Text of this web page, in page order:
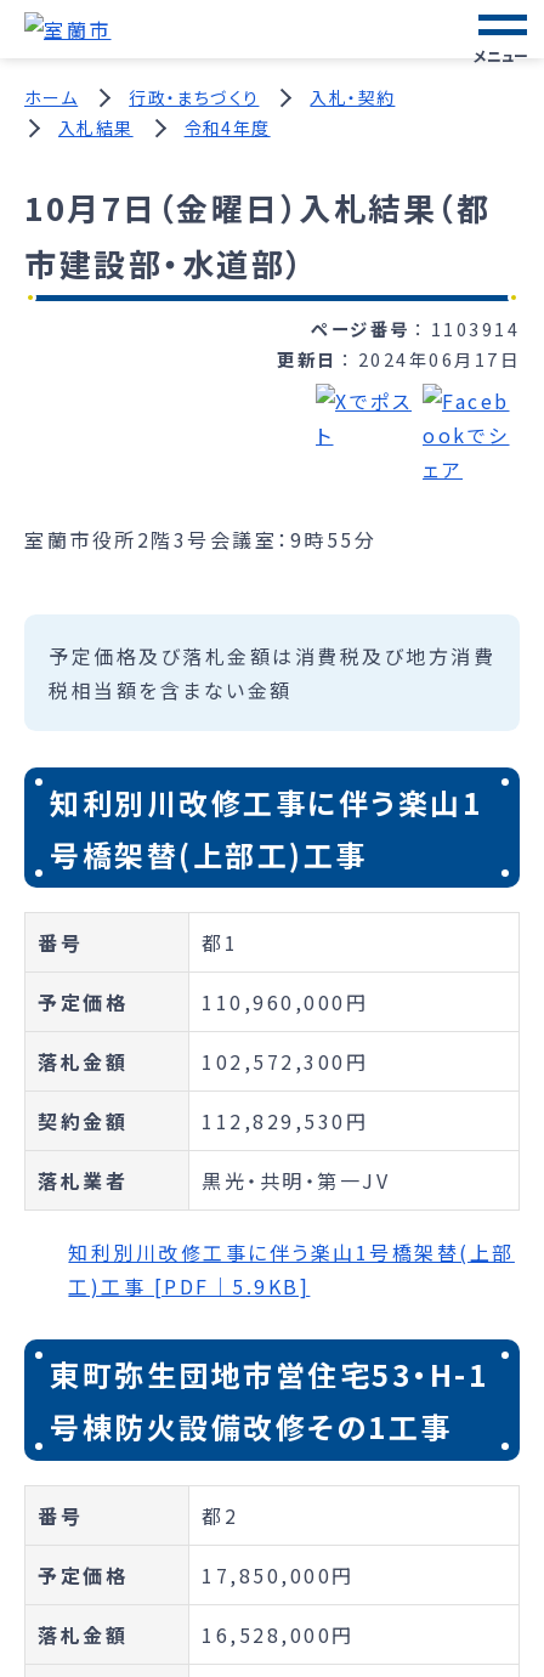
メニュー
ホーム 行政・まちづくり
入札・契約
入札結果
令和4年度
10月7日（金曜日）入札結果（都
市建設部・水道部）
ページ番号
1103914
更新日
2024年06月17日
室蘭市役所2階3号会議室：9時55分
予定価格及び落札金額は消費税及び地方消費
税相当額を含まない金額
知利別川改修工事に伴う楽山1
号橋架替(上部工)工事
番号 都1
予定価格 110,960,000円
落札金額 102,572,300円
契約金額 112,829,530円
落札業者 黒光・共明・第一JV
知利別川改修工事に伴う楽山1号橋架替(上部
工)工事 [PDF｜5.9KB]
東町弥生団地市営住宅53・H-1
号棟防火設備改修その1工事
番号 都2
予定価格 17,850,000円
落札金額 16,528,000円